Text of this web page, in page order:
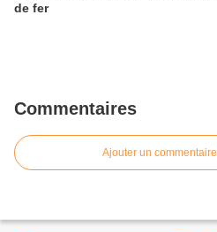
de fer
Commentaires
Ajouter un commentaire